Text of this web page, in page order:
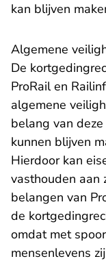
kan blijven
Algemene
De
ProRail en
algemene
belang van
kunnen blijven
Hierdoor kan
vasthouden aan
belangen van
de
omdat met
mensenlevens